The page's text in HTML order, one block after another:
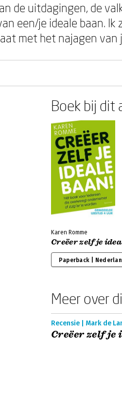
de uitdagingen, de
een/je ideale baan. Ik
met het najagen van
Boek bij dit
Karen Romme
Creëer zelf je
Paperback |
Meer over
Recensie | Mark de
Creëer zelf je